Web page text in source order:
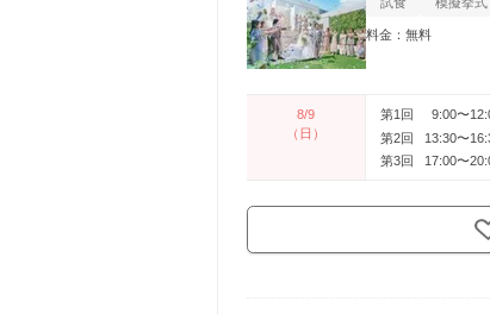
料金：無料
8/9
（日）
第1回 9:00〜
第2回
13:30〜
第3回
17:00〜